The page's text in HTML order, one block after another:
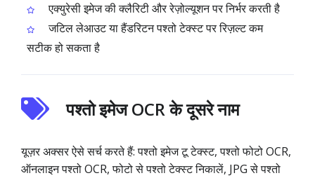
एक्युरेसी इमेज की क्लैरिटी और रेज़ोल्यूशन पर निर्भर करती है
जटिल लेआउट या हैंडरिटन पश्तो टेक्स्ट पर रिज़ल्ट कम
सटीक हो सकता है
पश्तो इमेज OCR के दूसरे नाम
यूज़र अक्सर ऐसे सर्च करते हैं: पश्तो इमेज टू टेक्स्ट, पश्तो फोटो OCR,
ऑनलाइन पश्तो OCR, फोटो से पश्तो टेक्स्ट निकालें, JPG से पश्तो